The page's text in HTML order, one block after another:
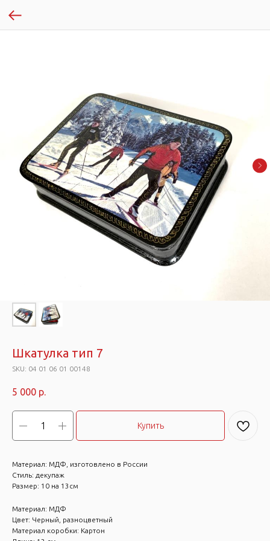
Шкатулка тип 7
SKU: 04 01 06 01 00148
5 000 р.
Купить
Материал: МДФ, изготовлено в России
Стиль: декупаж
Размер: 10 на 13см
Материал: МДФ
Цвет: Черный, разноцветный
Материал коробки: Картон